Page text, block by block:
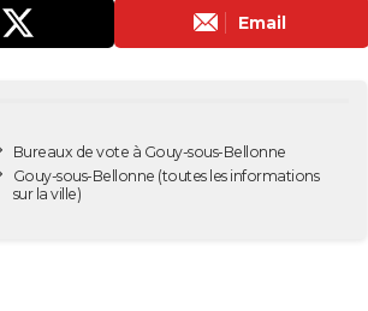
Email
Bureaux de vote à Gouy-sous-Bellonne
Gouy-sous-Bellonne (toutes les informations
sur la ville)